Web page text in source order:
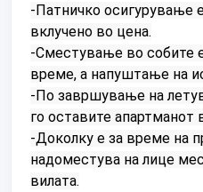
-Патничко осигурување
вклучено во цена.
-Сместување во собите
време, а напуштање на
-По завршување на
го оставите апартманот
-Доколку е за време на
надоместува на лице
вилата.